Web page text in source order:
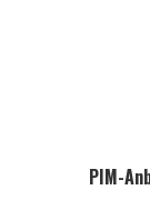
PIM-